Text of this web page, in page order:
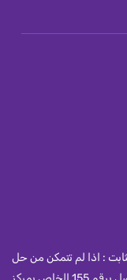
: اذا لم تتمكن من حل